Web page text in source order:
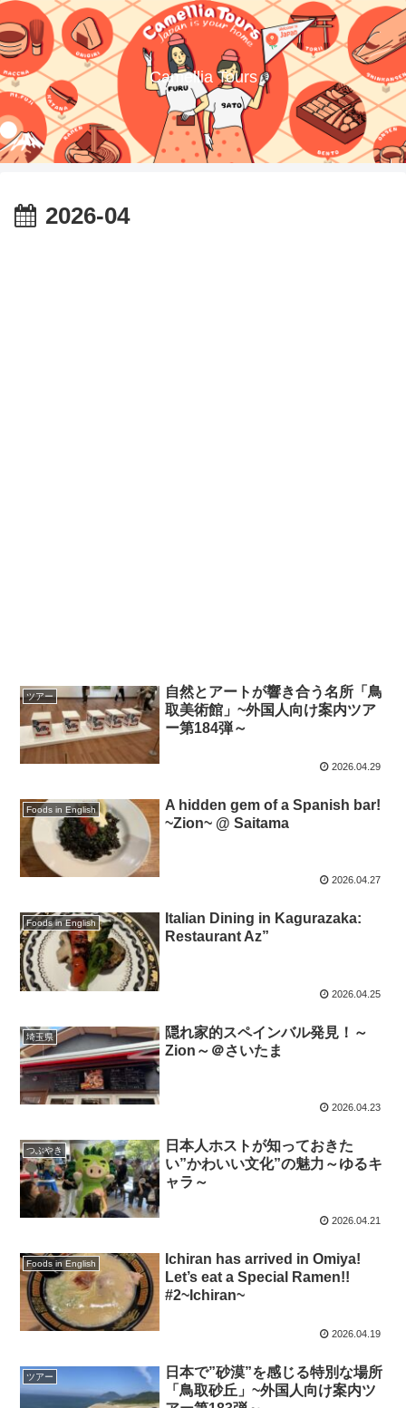
Camellia Tours
2026-04
ツアー
自然とアートが響き合う名所「鳥
取美術館」~外国人向け案内ツア
ー第184弾～
2026.04.29
Foods in English
A hidden gem of a Spanish bar!
~Zion~ @ Saitama
2026.04.27
Foods in English
Italian Dining in Kagurazaka:
Restaurant Az”
2026.04.25
埼玉県
隠れ家的スペインバル発見！～
Zion～＠さいたま
2026.04.23
つぶやき
日本人ホストが知っておきた
い”かわいい文化”の魅力～ゆるキ
ャラ～
2026.04.21
Foods in English
Ichiran has arrived in Omiya!
Let’s eat a Special Ramen!!
#2~Ichiran~
2026.04.19
ツアー
日本で”砂漠”を感じる特別な場所
「鳥取砂丘」~外国人向け案内ツ